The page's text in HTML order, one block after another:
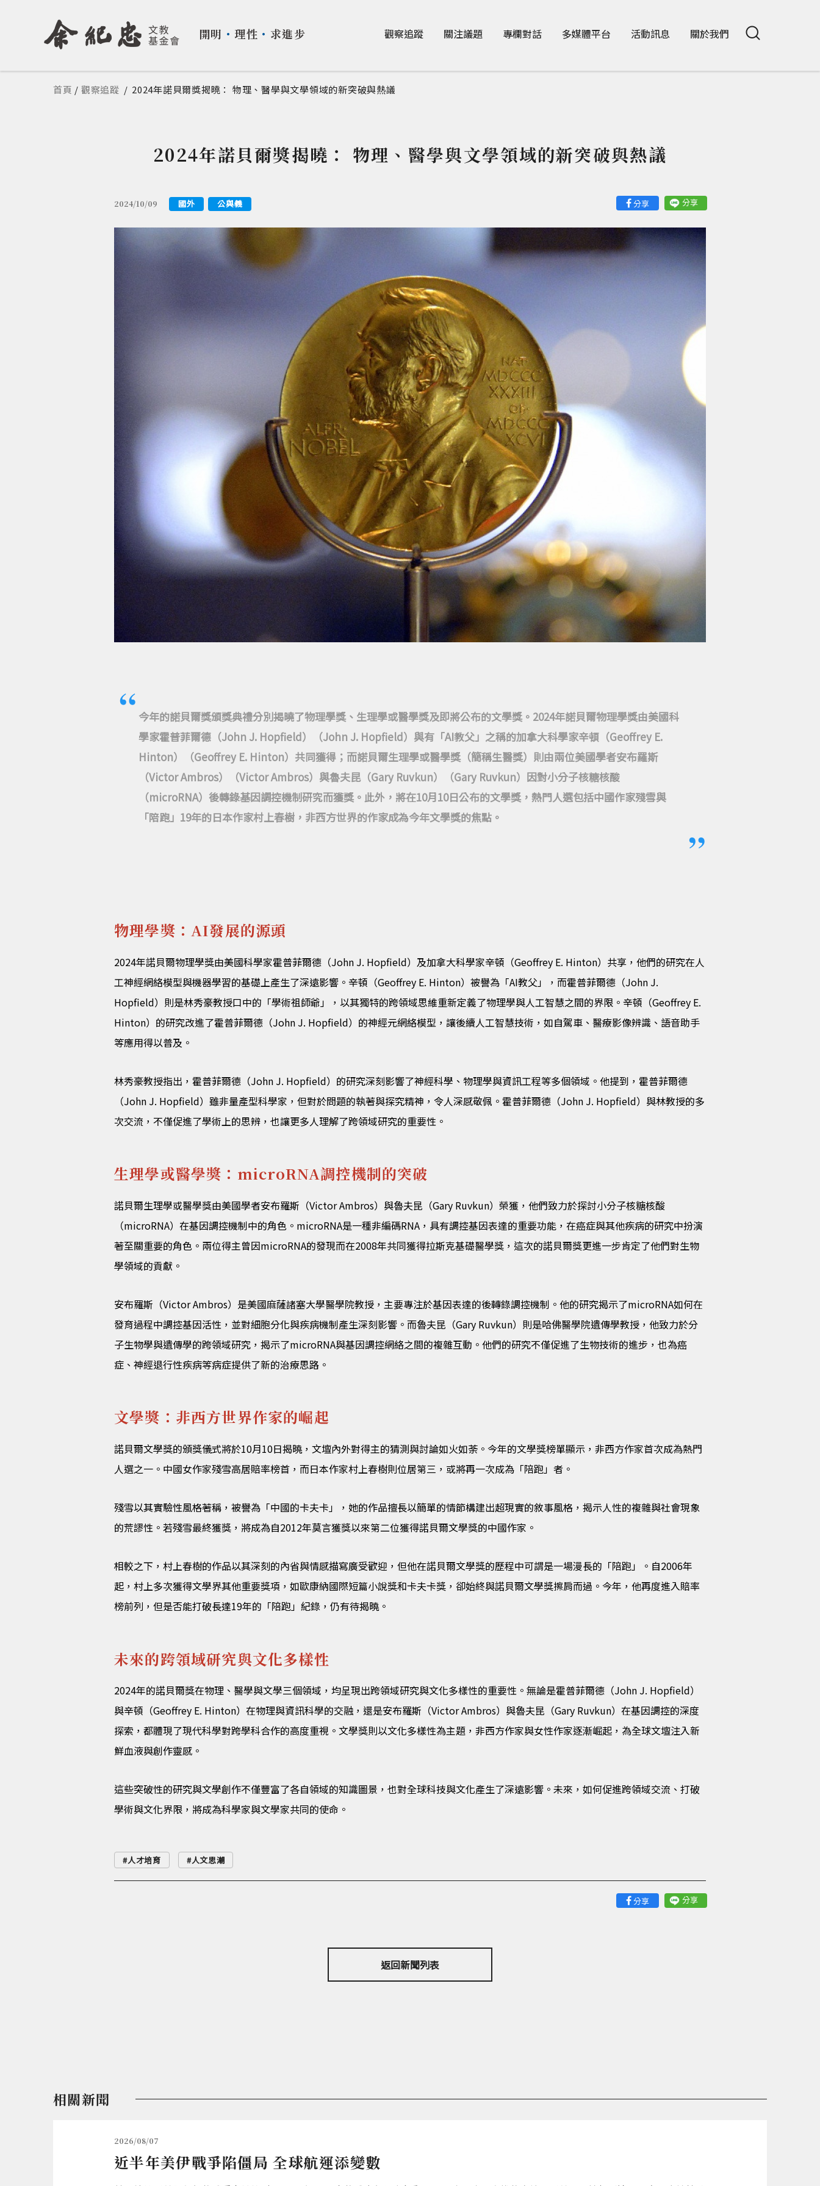
開明 ・ 理性 ・ 求進步 觀察追蹤 關注議題 專欄對話 多媒體平台 活動訊息 關於我們
您在這裡
首頁 / 觀察追蹤 / 2024年諾貝爾獎揭曉： 物理、醫學與文學領域的新突破與熱議
2024年諾貝爾獎揭曉： 物理、醫學與文學領域的新突破與熱議
2024/10/09 分享 分享
國外 公與義
今年的諾貝爾獎頒獎典禮分別揭曉了物理學獎、生理學或醫學獎及即將公布的文學獎。2024年諾貝爾物理學獎由美國科
學家霍普菲爾德（John J. Hopfield）（John J. Hopfield）與有「AI教父」之稱的加拿大科學家辛頓（Geoffrey E.
Hinton）（Geoffrey E. Hinton）共同獲得；而諾貝爾生理學或醫學獎（簡稱生醫獎）則由兩位美國學者安布羅斯
（Victor Ambros）（Victor Ambros）與魯夫昆（Gary Ruvkun）（Gary Ruvkun）因對小分子核糖核酸
（microRNA）後轉錄基因調控機制研究而獲獎。此外，將在10月10日公布的文學獎，熱門人選包括中國作家殘雪與
「陪跑」19年的日本作家村上春樹，非西方世界的作家成為今年文學獎的焦點。
物理學獎：AI發展的源頭
2024年諾貝爾物理學獎由美國科學家霍普菲爾德（John J. Hopfield）及加拿大科學家辛頓（Geoffrey E. Hinton）共享，他們的研究在人
工神經網絡模型與機器學習的基礎上產生了深遠影響。辛頓（Geoffrey E. Hinton）被譽為「AI教父」，而霍普菲爾德（John J.
Hopfield）則是林秀豪教授口中的「學術祖師爺」，以其獨特的跨領域思維重新定義了物理學與人工智慧之間的界限。辛頓（Geoffrey E.
Hinton）的研究改進了霍普菲爾德（John J. Hopfield）的神經元網絡模型，讓後續人工智慧技術，如自駕車、醫療影像辨識、語音助手
等應用得以普及。
林秀豪教授指出，霍普菲爾德（John J. Hopfield）的研究深刻影響了神經科學、物理學與資訊工程等多個領域。他提到，霍普菲爾德
（John J. Hopfield）雖非量產型科學家，但對於問題的執著與探究精神，令人深感敬佩。霍普菲爾德（John J. Hopfield）與林教授的多
次交流，不僅促進了學術上的思辨，也讓更多人理解了跨領域研究的重要性。
生理學或醫學獎：microRNA調控機制的突破
諾貝爾生理學或醫學獎由美國學者安布羅斯（Victor Ambros）與魯夫昆（Gary Ruvkun）榮獲，他們致力於探討小分子核糖核酸
（microRNA）在基因調控機制中的角色。microRNA是一種非編碼RNA，具有調控基因表達的重要功能，在癌症與其他疾病的研究中扮演
著至關重要的角色。兩位得主曾因microRNA的發現而在2008年共同獲得拉斯克基礎醫學獎，這次的諾貝爾獎更進一步肯定了他們對生物
學領域的貢獻。
安布羅斯（Victor Ambros）是美國麻薩諸塞大學醫學院教授，主要專注於基因表達的後轉錄調控機制。他的研究揭示了microRNA如何在
發育過程中調控基因活性，並對細胞分化與疾病機制產生深刻影響。而魯夫昆（Gary Ruvkun）則是哈佛醫學院遺傳學教授，他致力於分
子生物學與遺傳學的跨領域研究，揭示了microRNA與基因調控網絡之間的複雜互動。他們的研究不僅促進了生物技術的進步，也為癌
症、神經退行性疾病等病症提供了新的治療思路。
文學獎：非西方世界作家的崛起
諾貝爾文學獎的頒獎儀式將於10月10日揭曉，文壇內外對得主的猜測與討論如火如荼。今年的文學獎榜單顯示，非西方作家首次成為熱門
人選之一。中國女作家殘雪高居賠率榜首，而日本作家村上春樹則位居第三，或將再一次成為「陪跑」者。
殘雪以其實驗性風格著稱，被譽為「中國的卡夫卡」，她的作品擅長以簡單的情節構建出超現實的敘事風格，揭示人性的複雜與社會現象
的荒謬性。若殘雪最終獲獎，將成為自2012年莫言獲獎以來第二位獲得諾貝爾文學獎的中國作家。
相較之下，村上春樹的作品以其深刻的內省與情感描寫廣受歡迎，但他在諾貝爾文學獎的歷程中可謂是一場漫長的「陪跑」。自2006年
起，村上多次獲得文學界其他重要獎項，如歐康納國際短篇小說獎和卡夫卡獎，卻始終與諾貝爾文學獎擦肩而過。今年，他再度進入賠率
榜前列，但是否能打破長達19年的「陪跑」紀錄，仍有待揭曉。
未來的跨領域研究與文化多樣性
2024年的諾貝爾獎在物理、醫學與文學三個領域，均呈現出跨領域研究與文化多樣性的重要性。無論是霍普菲爾德（John J. Hopfield）
與辛頓（Geoffrey E. Hinton）在物理與資訊科學的交融，還是安布羅斯（Victor Ambros）與魯夫昆（Gary Ruvkun）在基因調控的深度
探索，都體現了現代科學對跨學科合作的高度重視。文學獎則以文化多樣性為主題，非西方作家與女性作家逐漸崛起，為全球文壇注入新
鮮血液與創作靈感。
這些突破性的研究與文學創作不僅豐富了各自領域的知識圖景，也對全球科技與文化產生了深遠影響。未來，如何促進跨領域交流、打破
學術與文化界限，將成為科學家與文學家共同的使命。
人才培育 人文思潮
分享 分享
返回新聞列表
相關新聞
2026/08/07
近半年美伊戰爭陷僵局 全球航運添變數